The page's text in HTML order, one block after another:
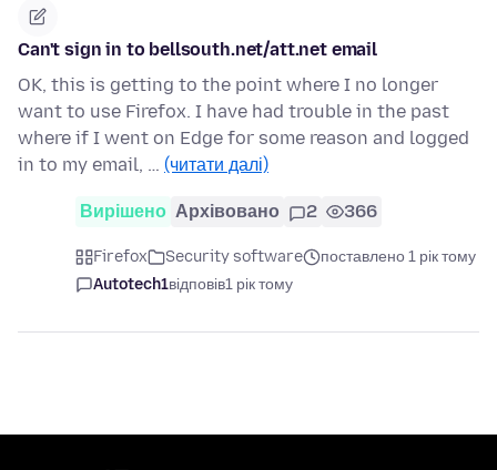
Can't sign in to bellsouth.net/att.net email
OK, this is getting to the point where I no longer
want to use Firefox. I have had trouble in the past
where if I went on Edge for some reason and logged
in to my email, … (читати далі)
Вирішено Архівовано 2 366
Firefox Security software
поставлено 1 рік тому
Autotech1відповів1 рік тому